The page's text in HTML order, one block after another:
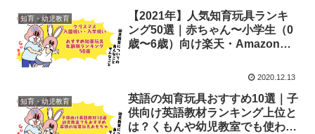
知育・幼児教育
【2021年】人気知育玩具ランキ
ング50選｜赤ちゃん〜小学生（0
歳〜6歳）向け楽天・Amazonプ
2020.12.13
知育・幼児教育
英語の知育玩具おすすめ10選｜子
供向け英語教材ランキング上位と
は？くもんや幼児教室でも使われ